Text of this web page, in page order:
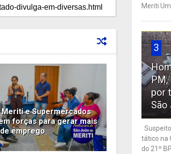
Meriti e Supermercados
forças para gerar mais
emprego
Meriti Um
3
PM,
por
tático na
do 21º